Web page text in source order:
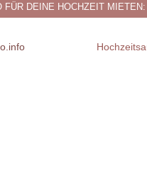
FÜR DEINE HOCHZEIT